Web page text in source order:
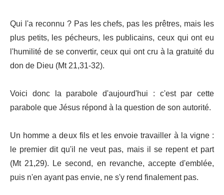
Qui l'a reconnu ? Pas les chefs, pas les prêtres, mais les
plus petits, les pécheurs, les publicains, ceux qui ont eu
l'humilité de se convertir, ceux qui ont cru à la gratuité du
don de Dieu (Mt 21,31-32).
Voici donc la parabole d'aujourd'hui : c'est par cette
parabole que Jésus répond à la question de son autorité.
Un homme a deux fils et les envoie travailler à la vigne :
le premier dit qu'il ne veut pas, mais il se repent et part
(Mt 21,29). Le second, en revanche, accepte d'emblée,
puis n'en ayant pas envie, ne s'y rend finalement pas.